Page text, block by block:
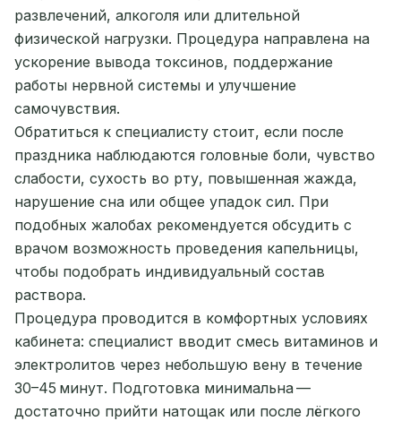
развлечений, алкоголя или длительной
физической нагрузки. Процедура направлена на
ускорение вывода токсинов, поддержание
работы нервной системы и улучшение
самочувствия.
Обратиться к специалисту стоит, если после
праздника наблюдаются головные боли, чувство
слабости, сухость во рту, повышенная жажда,
нарушение сна или общее упадок сил. При
подобных жалобах рекомендуется обсудить с
врачом возможность проведения капельницы,
чтобы подобрать индивидуальный состав
раствора.
Процедура проводится в комфортных условиях
кабинета: специалист вводит смесь витаминов и
электролитов через небольшую вену в течение
30–45 минут. Подготовка минимальна —
достаточно прийти натощак или после лёгкого